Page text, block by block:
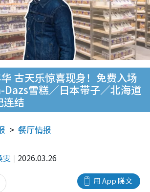
古天乐惊喜现身！免费入场
雪糕／日本带子／北海道
连结
餐厅情报
雯 2026.03.26
用 App 睇文